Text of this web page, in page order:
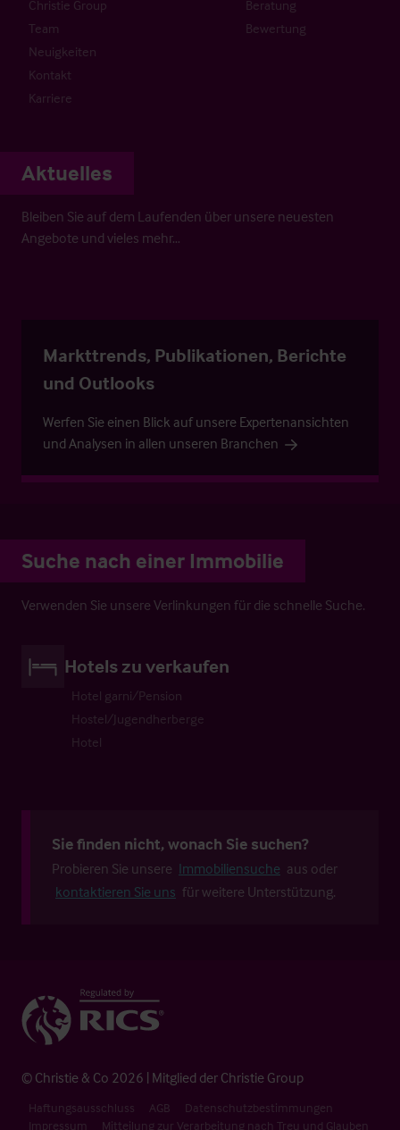
Christie Group
Team
Neuigkeiten
Kontakt
Karriere
Beratung
Bewertung
Aktuelles
Bleiben Sie auf dem Laufenden über unsere neuesten
Angebote und vieles mehr…
Markttrends, Publikationen, Berichte
und Outlooks
Werfen Sie einen Blick auf unsere Expertenansichten
und Analysen in allen unseren Branchen
Suche nach einer Immobilie
Verwenden Sie unsere Verlinkungen für die schnelle Suche.
Hotels zu verkaufen
Hotel garni/Pension
Hostel/Jugendherberge
Hotel
Sie finden nicht, wonach Sie suchen?
Probieren Sie unsere Immobiliensuche aus oder
kontaktieren Sie uns für weitere Unterstützung.
© Christie & Co 2026 | Mitglied der Christie Group
Haftungsausschluss AGB
Datenschutzbestimmungen
Impressum
Mitteilung zur Verarbeitung nach Treu und Glauben